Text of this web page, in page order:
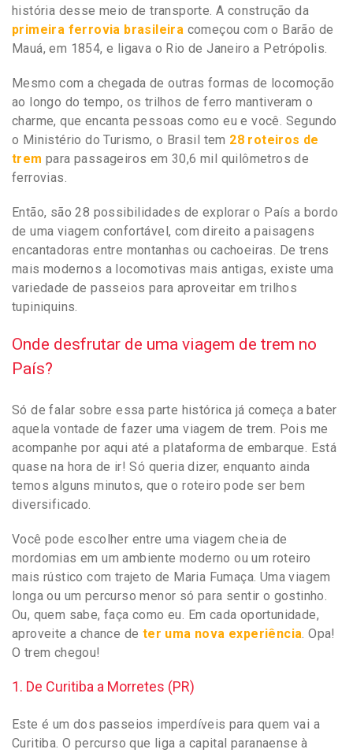
história desse meio de transporte. A construção da
primeira ferrovia brasileira começou com o Barão de
Mauá, em 1854, e ligava o Rio de Janeiro a Petrópolis.
Mesmo com a chegada de outras formas de locomoção
ao longo do tempo, os trilhos de ferro mantiveram o
charme, que encanta pessoas como eu e você. Segundo
o Ministério do Turismo, o Brasil tem 28 roteiros de
trem para passageiros em 30,6 mil quilômetros de
ferrovias.
Então, são 28 possibilidades de explorar o País a bordo
de uma viagem confortável, com direito a paisagens
encantadoras entre montanhas ou cachoeiras. De trens
mais modernos a locomotivas mais antigas, existe uma
variedade de passeios para aproveitar em trilhos
tupiniquins.
Onde desfrutar de uma viagem de trem no
País?
Só de falar sobre essa parte histórica já começa a bater
aquela vontade de fazer uma viagem de trem. Pois me
acompanhe por aqui até a plataforma de embarque. Está
quase na hora de ir! Só queria dizer, enquanto ainda
temos alguns minutos, que o roteiro pode ser bem
diversificado.
Você pode escolher entre uma viagem cheia de
mordomias em um ambiente moderno ou um roteiro
mais rústico com trajeto de Maria Fumaça. Uma viagem
longa ou um percurso menor só para sentir o gostinho.
Ou, quem sabe, faça como eu. Em cada oportunidade,
aproveite a chance de ter uma nova experiência . Opa!
O trem chegou!
1. De Curitiba a Morretes (PR)
Este é um dos passeios imperdíveis para quem vai a
Curitiba. O percurso que liga a capital paranaense à